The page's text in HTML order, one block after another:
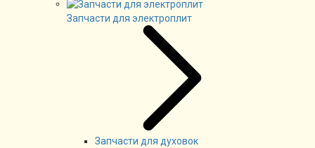
Запчасти для электроплит
Запчасти для духовок